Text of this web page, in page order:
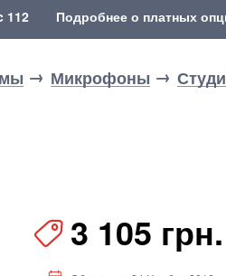
112 Подробнее о платных
Микрофоны
3 105 грн.